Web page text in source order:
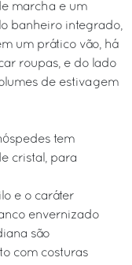
marcha e um
banheiro integrado,
um prático vão, há
roupas, e do lado
de estivagem
tem
cristal, para
e o caráter
envernizado
são
com costuras